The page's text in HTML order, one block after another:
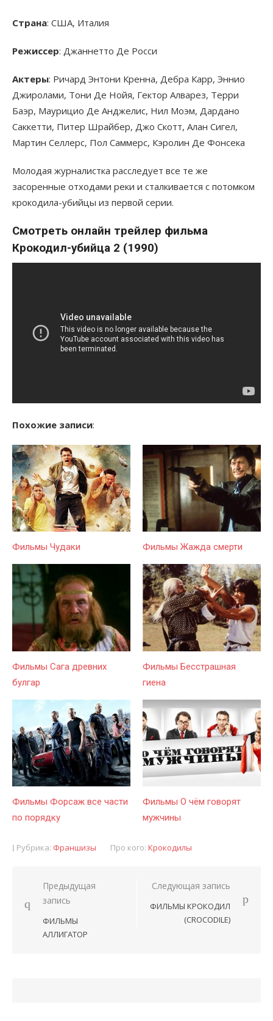
Страна: США, Италия
Режиссер: Джаннетто Де Росси
Актеры: Ричард Энтони Кренна, Дебра Карр, Эннио
Джиролами, Тони Де Нойя, Гектор Алварез, Терри
Баэр, Маурицио Де Анджелис, Нил Моэм, Дардано
Саккетти, Питер Шрайбер, Джо Скотт, Алан Сигел,
Мартин Селлерс, Пол Саммерс, Кэролин Де Фонсека
Молодая журналистка расследует все те же
засоренные отходами реки и сталкивается с потомком
крокодила-убийцы из первой серии.
Смотреть онлайн трейлер фильма
Крокодил-убийца 2 (1990)
Похожие записи:
Фильмы Чудаки Фильмы Жажда смерти
Фильмы Сага древних
булгар
Фильмы Бесстрашная
гиена
Фильмы Форсаж все части
по порядку
Фильмы О чём говорят
мужчины
Рубрика: Франшизы Про кого: Крокодилы
Навигация
записям
Предыдущая
запись
ФИЛЬМЫ
АЛЛИГАТОР
Следующая запись
ФИЛЬМЫ КРОКОДИЛ
(CROCODILE)